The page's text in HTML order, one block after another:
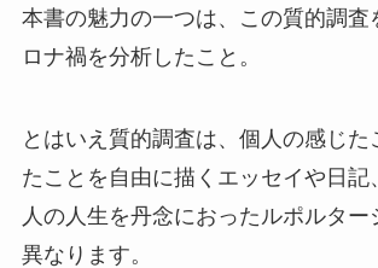
本書の魅力の一つは、この質的調査
ロナ禍を分析したこと。
とはいえ質的調査は、個人の感じた
たことを自由に描くエッセイや日記
人の人生を丹念におったルポルター
異なります。